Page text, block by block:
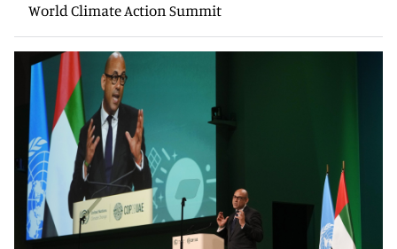
World Climate Action Summit